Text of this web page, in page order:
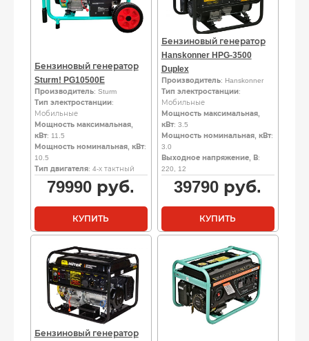
Бензиновый генератор
Sturm! PG10500E
Производитель: Sturm
Тип электростанции:
Мобильные
Мощность максимальная,
кВт: 11.5
Мощность номинальная, кВт:
10.5
Тип двигателя: 4-х тактный
79990 руб.
КУПИТЬ
Бензиновый генератор
Hanskonner HPG-3500
Duplex
Производитель: Hanskonner
Тип электростанции:
Мобильные
Мощность максимальная,
кВт: 3.5
Мощность номинальная, кВт:
3.0
Выходное напряжение, В:
220, 12
39790 руб.
КУПИТЬ
Бензиновый генератор